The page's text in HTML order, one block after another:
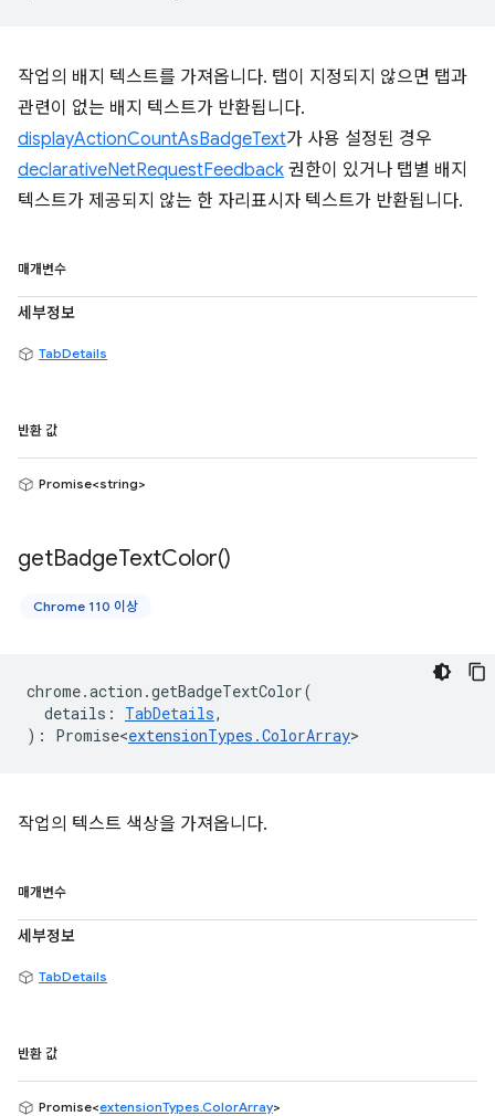
작업의 배지 텍스트를 가져옵니다. 탭이 지정되지 않으면 탭과
관련이 없는 배지 텍스트가 반환됩니다.
displayActionCountAsBadgeText가 사용 설정된 경우
declarativeNetRequestFeedback 권한이 있거나 탭별 배지
텍스트가 제공되지 않는 한 자리표시자 텍스트가 반환됩니다.
매개변수
세부정보
TabDetails
반환 값
Promise<string>
getBadgeTextColor()
Chrome 110 이상
chrome.action .getBadgeTextColor(
details : TabDetails,
) : Promise<extensionTypes .ColorArray>
작업의 텍스트 색상을 가져옵니다.
매개변수
세부정보
TabDetails
반환 값
Promise<extensionTypes.ColorArray>